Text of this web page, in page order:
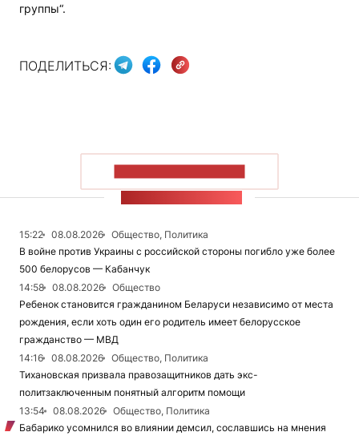
группы“.
ПОДЕЛИТЬСЯ:
15:22 08.08.2026
Общество, Политика
В войне против Украины с российской стороны погибло уже более
500 белорусов — Кабанчук
14:58
08.08.2026
Общество
Ребенок становится гражданином Беларуси независимо от места
рождения, если хоть один его родитель имеет белорусское
гражданство — МВД
14:16
08.08.2026
Общество, Политика
Тихановская призвала правозащитников дать экс-
политзаключенным понятный алгоритм помощи
13:54
08.08.2026
Общество, Политика
Бабарико усомнился во влиянии демсил, сославшись на мнения